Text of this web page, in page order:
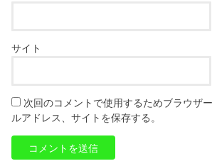
サイト
次回のコメントで使用するためブラウザ
ルアドレス、サイトを保存する。